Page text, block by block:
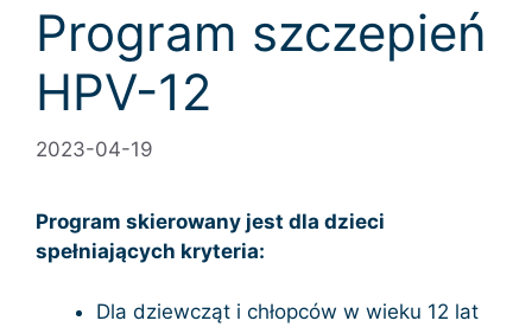
Program szczepień
HPV-12
2023-04-19
Program skierowany jest dla dzieci
spełniających kryteria:
Dla dziewcząt i chłopców w wieku 12 lat